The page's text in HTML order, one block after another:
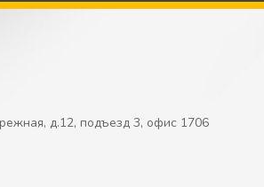
д.12, подъезд 3, офис 1706